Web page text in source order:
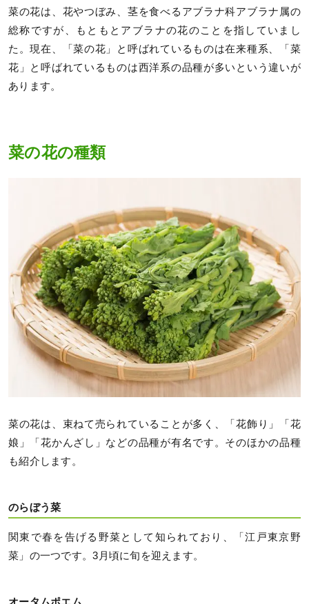
菜の花は、花やつぼみ、茎を食べるアブラナ科アブラナ属の
総称ですが、もともとアブラナの花のことを指していまし
た。現在、「菜の花」と呼ばれているものは在来種系、「菜
花」と呼ばれているものは西洋系の品種が多いという違いが
あります。
菜の花の種類
菜の花は、束ねて売られていることが多く、「花飾り」「花
娘」「花かんざし」などの品種が有名です。そのほかの品種
も紹介します。
のらぼう菜
関東で春を告げる野菜として知られており、「江戸東京野
菜」の一つです。3月頃に旬を迎えます。
オータムポエム